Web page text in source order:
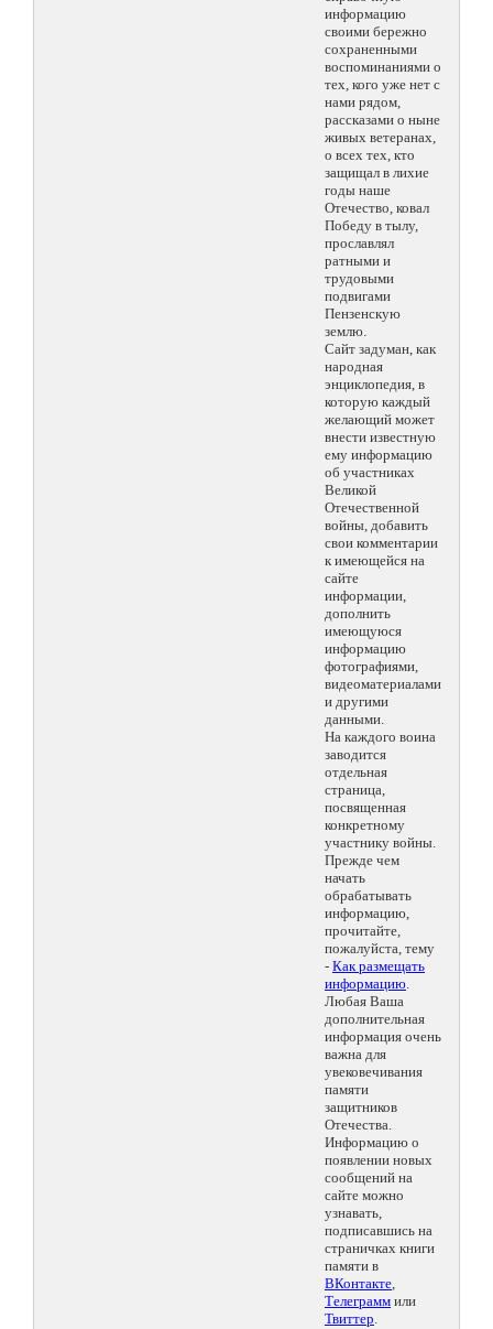
информацию
своими бережно
сохраненными
воспоминаниями о
тех, кого уже нет с
нами рядом,
рассказами о ныне
живых ветеранах,
о всех тех, кто
защищал в лихие
годы наше
Отечество, ковал
Победу в тылу,
прославлял
ратными и
трудовыми
подвигами
Пензенскую
землю.
Сайт задуман, как
народная
энциклопедия, в
которую каждый
желающий может
внести известную
ему информацию
об участниках
Великой
Отечественной
войны, добавить
свои комментарии
к имеющейся на
сайте
информации,
дополнить
имеющуюся
информацию
фотографиями,
видеоматериалами
и другими
данными.
На каждого воина
заводится
отдельная
страница,
посвященная
конкретному
участнику войны.
Прежде чем
начать
обрабатывать
информацию,
прочитайте,
пожалуйста, тему
- Как размещать
информацию.
Любая Ваша
дополнительная
информация очень
важна для
увековечивания
памяти
защитников
Отечества.
Информацию о
появлении новых
сообщений на
сайте можно
узнавать,
подписавшись на
страничках книги
памяти в
ВКонтакте,
Телеграмм или
Твиттер.